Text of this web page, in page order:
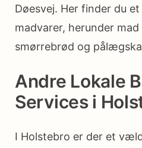
Døesvej. Her finder du
madvarer, herunder
smørrebrød og
Andre Lokale
Services i
I Holstebro er der et